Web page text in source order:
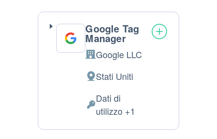
Google Tag
Manager
Azienda:
Google LLC
Luogo
del
trattamento:
Stati Uniti
Dati
Dati di
utilizzo +1